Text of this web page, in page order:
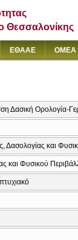
Θεσσαλονίκης
ΕΘΑΑΕ ΟΜΕΑ
Δασική Ορολογία-
Δασολογίας και
και Φυσικού